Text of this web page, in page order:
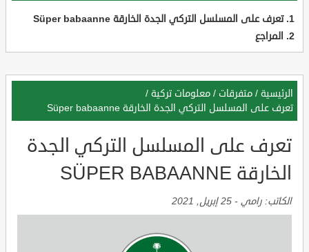
تعرف على المسلسل التركي الجدة الخارقة Süper babaanne
المراجع
الرئيسية / متفرقات / معلومات تركية /
تعرف على المسلسل التركي الجدة الخارقة Süper babaanne
تعرف على المسلسل التركي الجدة
الخارقة SÜPER BABAANNE
الكاتب: رامي - 25 إبريل, 2021